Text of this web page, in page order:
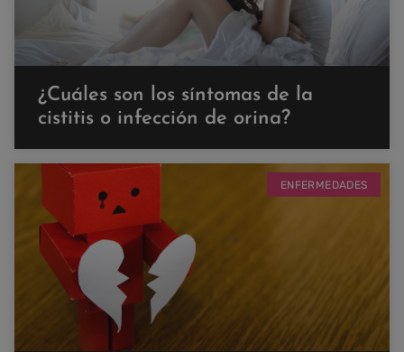
¿Cuáles son los síntomas de la
cistitis o infección de orina?
ENFERMEDADES